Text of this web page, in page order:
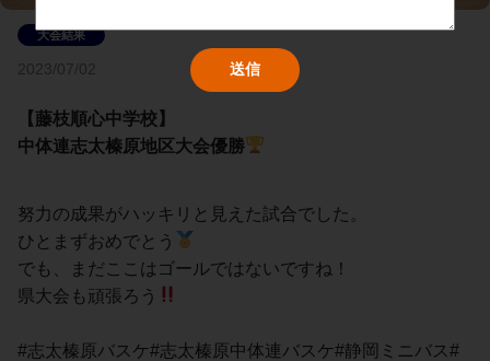
2023/07/02
【藤枝順心中学校】
中体連志太榛原地区大会優勝
努力の成果がハッキリと見えた試合でした。
ひとまずおめでとう
でも、まだここはゴールではないですね！
県大会も頑張ろう
#志太榛原バスケ#志太榛原中体連バスケ#静岡ミニバス#